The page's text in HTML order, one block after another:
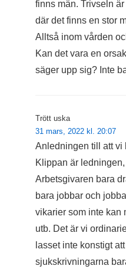
finns män. Trivseln
där det finns en stor
Alltså inom vården
Kan det vara en
säger upp sig? Inte
Trött uska
31 mars, 2022 kl. 20:07
Anledningen till att vi
Klippan är
Arbetsgivaren bara
bara jobbar och
vikarier som inte kan
utb. Det är vi
lasset inte konstigt
sjukskrivningarna